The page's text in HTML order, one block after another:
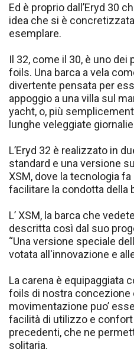
Ed è proprio dall’Eryd 30
idea che si è
esemplare.
Il 32, come il 30, è uno dei
foils. Una barca a vela
divertente pensata per
appoggio a una villa sul
yacht, o, più
lunghe veleggiate
L’Eryd 32 è realizzato in
standard e una versione
XSM, dove la tecnologia
facilitare la condotta della
L’ XSM, la barca che
descritta così dal suo
“Una versione speciale
votata all'innovazione e
La carena è equipaggiata
foils di nostra concezione
movimentazione puo’
facilità di utilizzo e
precedenti, che ne
solitaria.